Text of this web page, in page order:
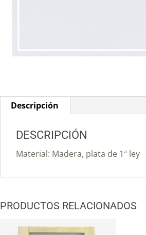
Descripción
DESCRIPCIÓN
Material: Madera, plata de 1ª ley
PRODUCTOS RELACIONADOS